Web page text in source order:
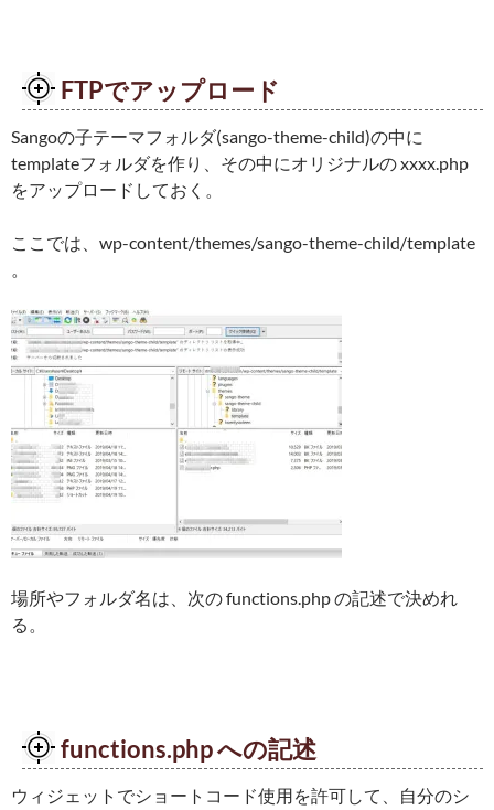
FTPでアップロード
Sangoの子テーマフォルダ(sango-theme-child)の中に
templateフォルダを作り、その中にオリジナルの xxxx.php
をアップロードしておく。
ここでは、wp-content/themes/sango-theme-child/template
。
場所やフォルダ名は、次の functions.php の記述で決めれ
る。
functions.php への記述
ウィジェットでショートコード使用を許可して、自分のシ